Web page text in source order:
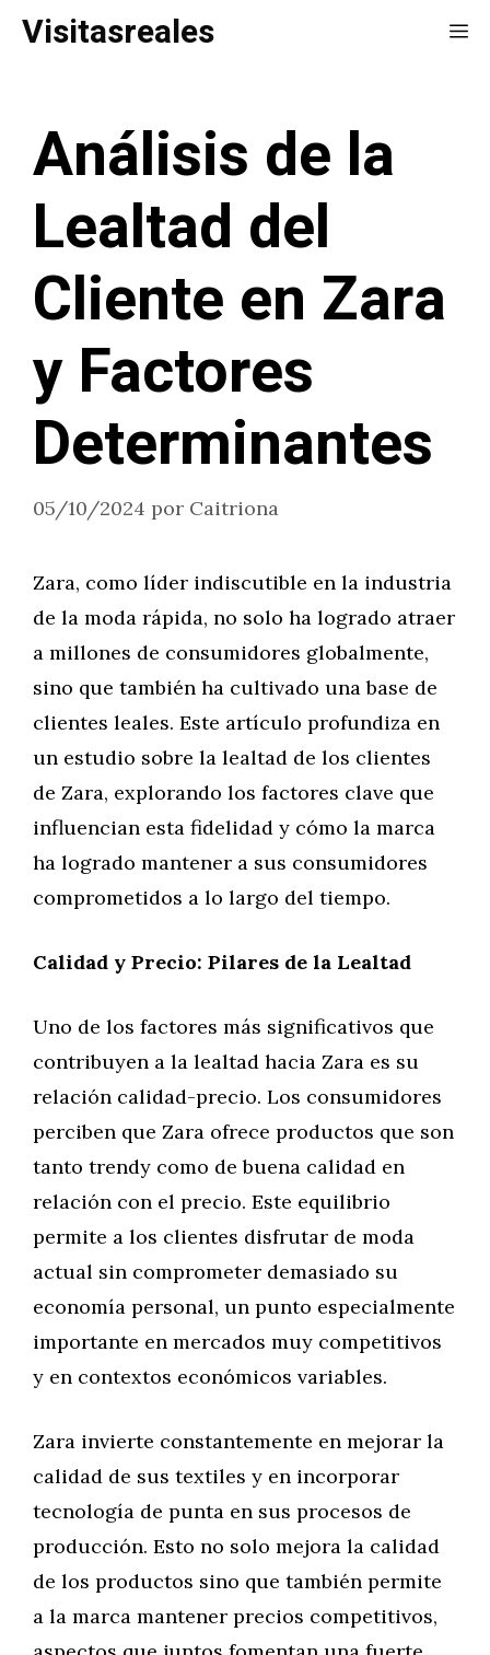
Saltar
Visitasreales
Análisis de la
Lealtad del
Cliente en Zara
y Factores
Determinantes
05/10/2024 por Caitriona
Zara, como líder indiscutible en la industria
de la moda rápida, no solo ha logrado atraer
a millones de consumidores globalmente,
sino que también ha cultivado una base de
clientes leales. Este artículo profundiza en
un estudio sobre la lealtad de los clientes
de Zara, explorando los factores clave que
influencian esta fidelidad y cómo la marca
ha logrado mantener a sus consumidores
comprometidos a lo largo del tiempo.
Calidad y Precio: Pilares de la Lealtad
Uno de los factores más significativos que
contribuyen a la lealtad hacia Zara es su
relación calidad-precio. Los consumidores
perciben que Zara ofrece productos que son
tanto trendy como de buena calidad en
relación con el precio. Este equilibrio
permite a los clientes disfrutar de moda
actual sin comprometer demasiado su
economía personal, un punto especialmente
importante en mercados muy competitivos
y en contextos económicos variables.
Zara invierte constantemente en mejorar la
calidad de sus textiles y en incorporar
tecnología de punta en sus procesos de
producción. Esto no solo mejora la calidad
de los productos sino que también permite
a la marca mantener precios competitivos,